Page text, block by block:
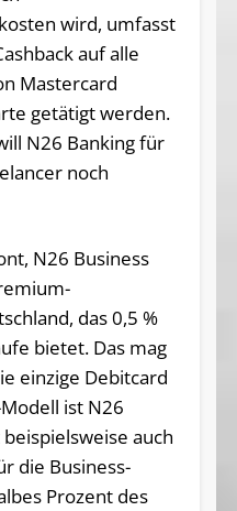
wird, umfasst
auf alle
Mastercard
getätigt werden.
N26 Banking für
noch
N26 Business
das 0,5 %
bietet. Das mag
einzige Debitcard
ist N26
auch
die Business-
Prozent des